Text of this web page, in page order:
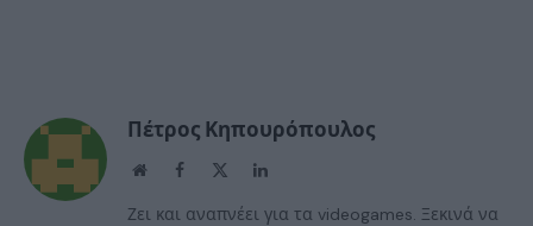
Πέτρος Κηπουρόπουλος
WebsiteFacebook LinkedIn
Ζει και αναπνέει για τα videogames. Ξεκινά να